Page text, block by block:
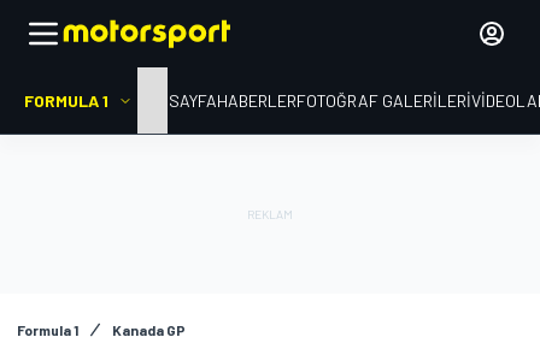
FORMULA 1 ANA SAYFAHABERLERFOTOĞRAF GALERILERI
Formula 1 Kanada GP